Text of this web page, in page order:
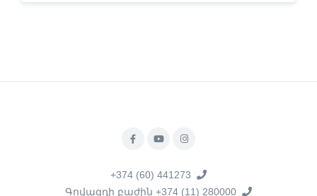
+374 (60) 441273
Գովազդի բաժին +374 (11) 280000